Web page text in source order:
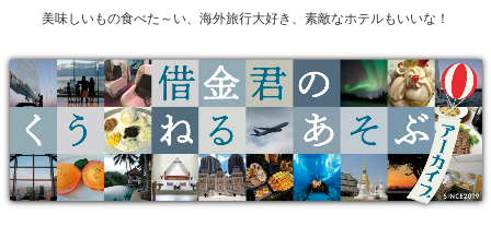
美味しいもの食べた～い、海外旅行大好き、素敵なホテルもいいな！